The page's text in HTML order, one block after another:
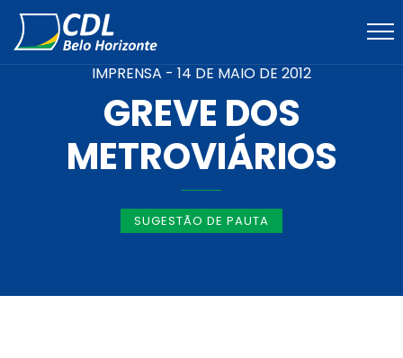
IMPRENSA - 14 DE MAIO DE 2012
GREVE DOS
METROVIÁRIOS
SUGESTÃO DE PAUTA